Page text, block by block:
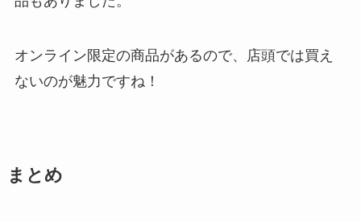
オンライン限定の商品があるので、店頭では買え
ないのが魅力ですね！
まとめ